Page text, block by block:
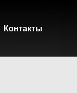
Контакты